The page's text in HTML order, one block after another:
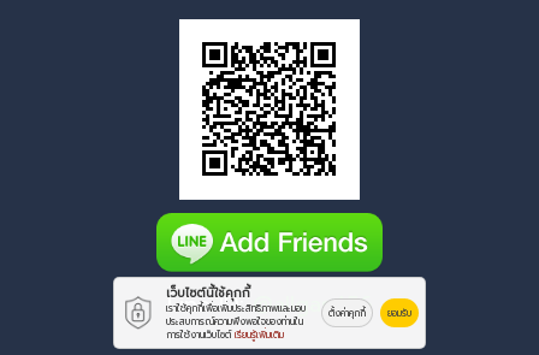
Line ID:@allgas456
เว็บไซต์นี้ใช้คุกกี้
เราใช้คุกกี้เพื่อเพิ่มประสิทธิภาพและมอบ
ประสบการณ์ความพึงพอใจของท่านใน
การใช้งานเว็บไซต์เรียนรู้เพิ่มเติม
ตั้งค่าคุกกี้ ยอมรับ